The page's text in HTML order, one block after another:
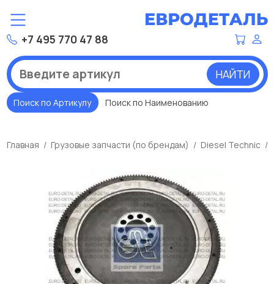
+7 495 770 47 88
НАЙТИ
Поиск по Артикулу Поиск по Наименованию
Главная Грузовые запчасти (по брендам) Diesel Technic